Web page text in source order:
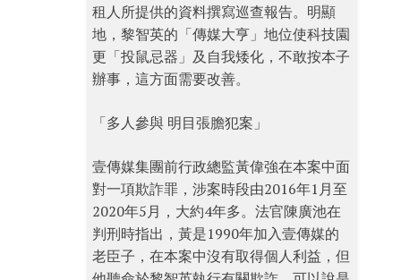
租人所提供的資料撰寫巡查報告。明顯
地，黎智英的「傳媒大亨」地位使科技園
更「投鼠忌器」及自我矮化，不敢按本子
辦事，這方面需要改善。
「多人參與 明目張膽犯案」
壹傳媒集團前行政總監黃偉強在本案中面
對一項欺詐罪，涉案時段由2016年1月至
2020年5月，大約4年多。法官陳廣池在
判刑時指出，黃是1990年加入壹傳媒的
老臣子，在本案中沒有取得個人利益，但